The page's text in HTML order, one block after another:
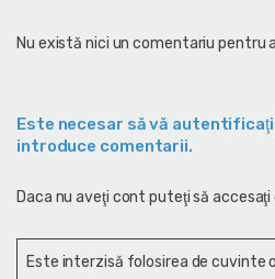
Nu există nici un comentariu pentru
Este necesar să vă
introduce comentarii.
Daca nu aveţi cont puteţi să accesaţi
Este interzisă folosirea de cuvinte